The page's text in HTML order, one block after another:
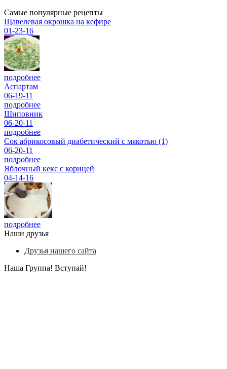
Самые популярные рецепты
Щавелевая окрошка на кефире
01-23-16
подробнее
Аспартам
06-19-11
подробнее
Шиповник
06-20-11
подробнее
Сок абрикосовый диабетический с мякотью (1)
06-20-11
подробнее
Яблочный кекс с корицей
04-14-16
подробнее
Наши друзья
Друзья нашего сайта
Наша Группа! Вступай!